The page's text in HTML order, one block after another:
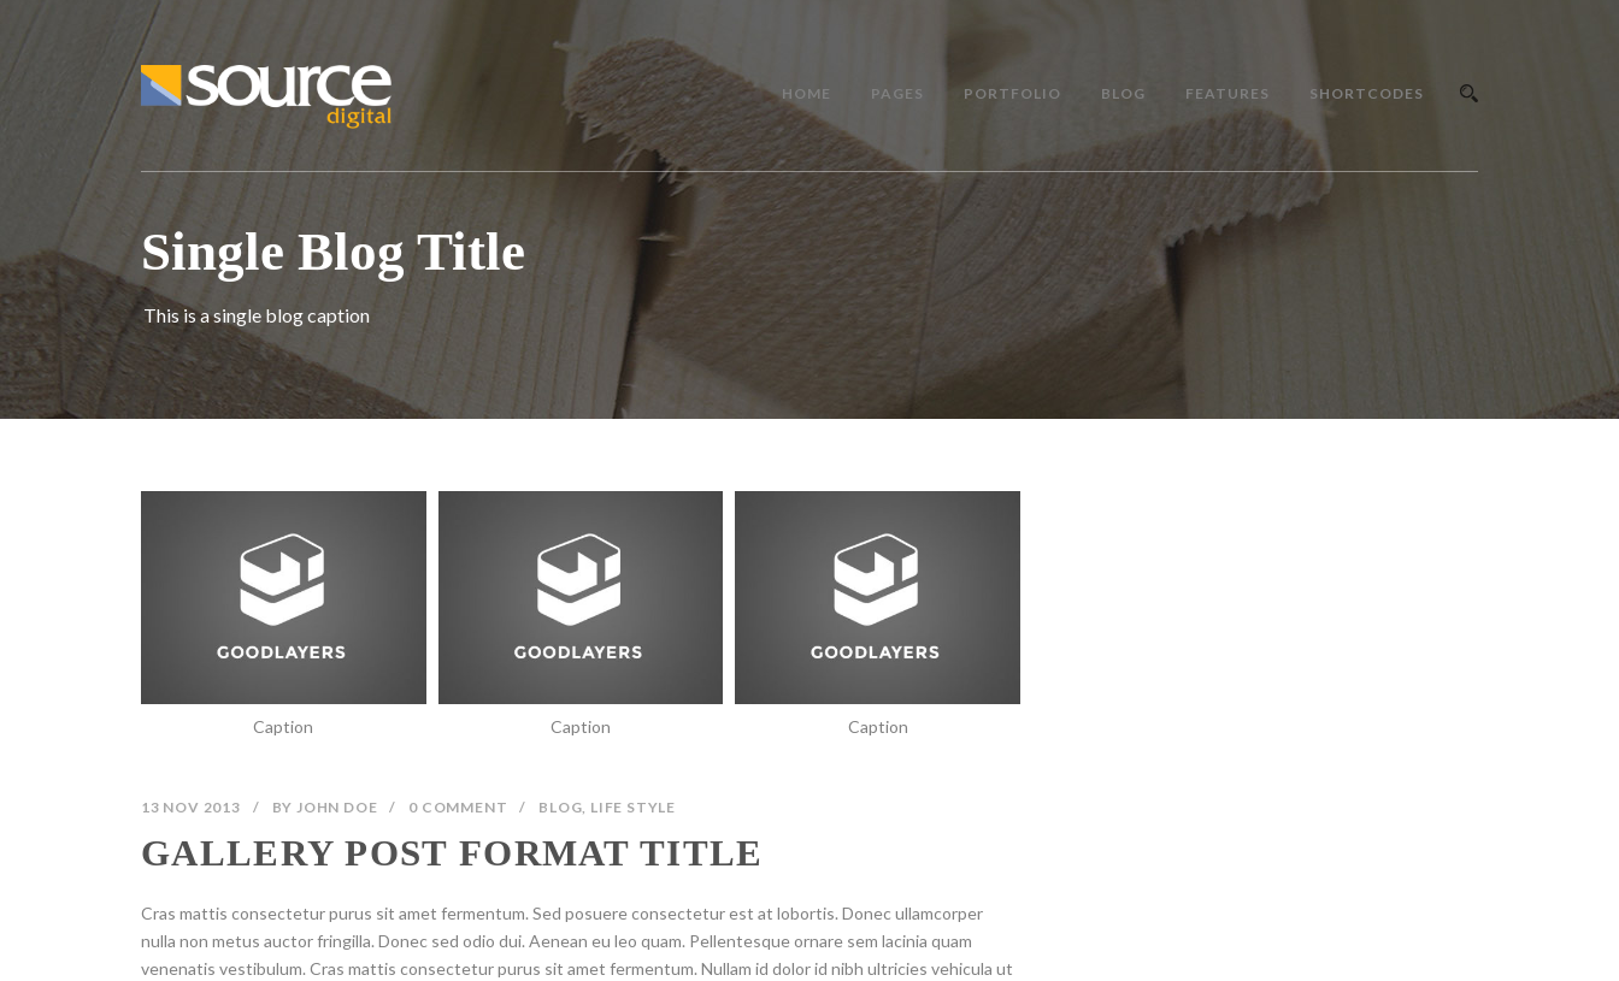
HOME PAGES PORTFOLIO BLOG FEATURES SHORTCODES
Single Blog Title
This is a single blog caption
Caption Caption Caption
13 NOV 2013 / BYJOHN DOE / 0 COMMENT / BLOG, LIFE STYLE
GALLERY POST FORMAT TITLE
Cras mattis consectetur purus sit amet fermentum. Sed posuere consectetur est at lobortis. Donec ullamcorper
nulla non metus auctor fringilla. Donec sed odio dui. Aenean eu leo quam. Pellentesque ornare sem lacinia quam
venenatis vestibulum. Cras mattis consectetur purus sit amet fermentum. Nullam id dolor id nibh ultricies vehicula ut